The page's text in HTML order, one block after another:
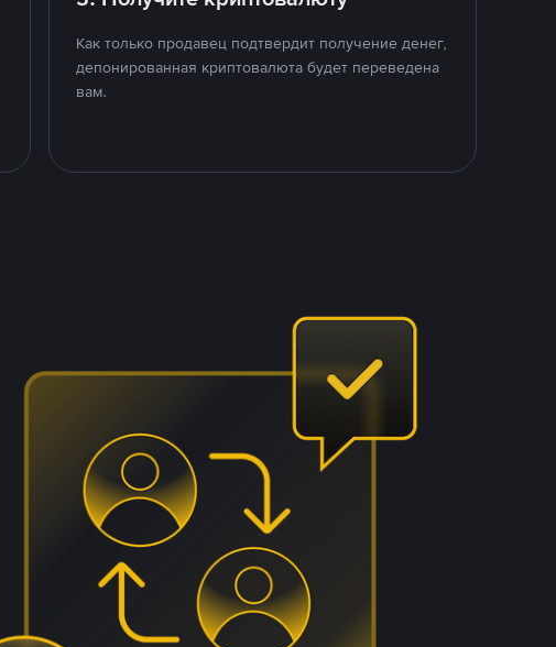
Как только продавец подтвердит получение денег,
депонированная криптовалюта будет переведена
вам.